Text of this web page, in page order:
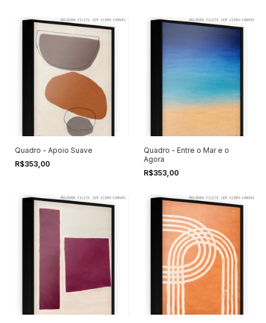
Quadro - Apoio Suave
R$353,00
Quadro - Entre o Mar e o
Agora
R$353,00